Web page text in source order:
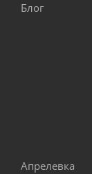
Блог
Апрелевка